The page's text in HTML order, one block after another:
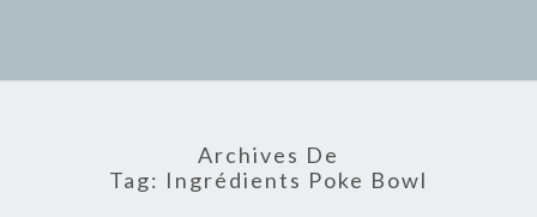
Archives De
Tag: Ingrédients Poke Bowl